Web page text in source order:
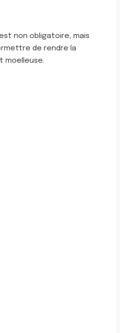
non obligatoire, mais
de rendre la
moelleuse.